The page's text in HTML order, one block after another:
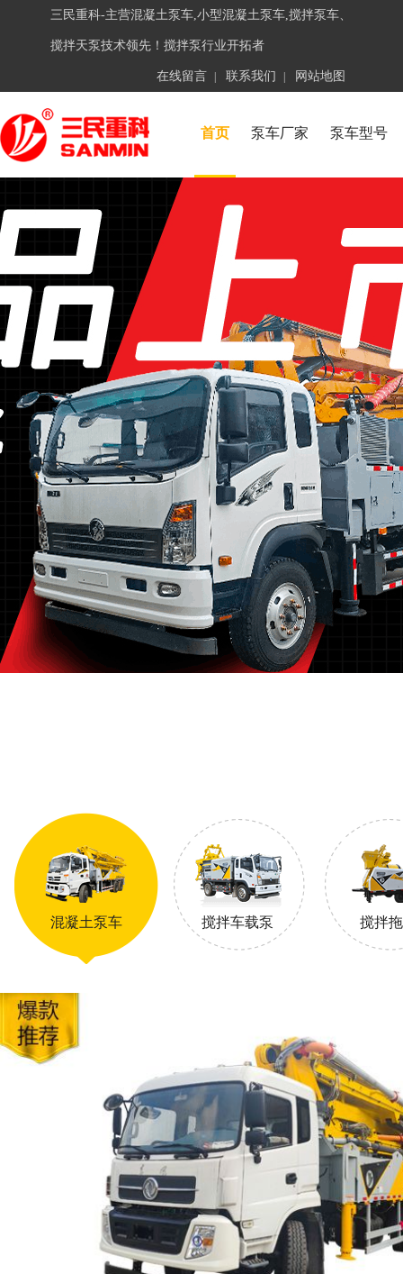
三民重科-主营混凝土泵车,小型混凝土泵车,搅拌泵车、
搅拌天泵技术领先！搅拌泵行业开拓者
在线留言 联系我们 网站地图
首页 泵车厂家 泵车型号
混凝土泵车 搅拌车载泵 搅拌